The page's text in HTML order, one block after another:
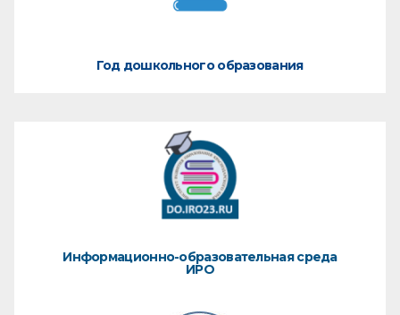
Год дошкольного образования
Информационно-образовательная среда
ИРО